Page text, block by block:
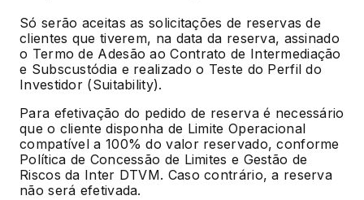
Só serão aceitas as solicitações de reservas de
clientes que tiverem, na data da reserva, assinado
o Termo de Adesão ao Contrato de Intermediação
e Subscustódia e realizado o Teste do Perfil do
Investidor (Suitability).
Para efetivação do pedido de reserva é necessário
que o cliente disponha de Limite Operacional
compatível a 100% do valor reservado, conforme
Política de Concessão de Limites e Gestão de
Riscos da Inter DTVM. Caso contrário, a reserva
não será efetivada.